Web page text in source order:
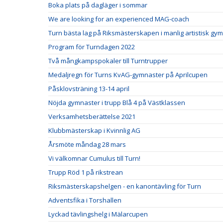
Boka plats på dagläger i sommar
We are looking for an experienced MAG-coach
Turn bästa lag på Riksmästerskapen i manlig artistisk
Program för Turndagen 2022
Två mångkampspokaler till Turntrupper
Medaljregn för Turns KvAG-gymnaster på Aprilcupen
Påsklovsträning 13-14 april
Nöjda gymnaster i trupp Blå 4 på Västklassen
Verksamhetsberättelse 2021
Klubbmästerskap i Kvinnlig AG
Årsmöte måndag 28 mars
Vi välkomnar Cumulus till Turn!
Trupp Röd 1 på rikstrean
Riksmästerskapshelgen - en kanontävling för Turn
Adventsfika i Torshallen
Lyckad tävlingshelg i Mälarcupen